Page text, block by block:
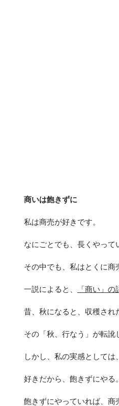
商いは飽きずに
私は商売が好きです。
なにごとでも、長くやって
その中でも、私はとくに
一説によると、 「商い」
昔、秋になると、収穫され
その「秋、行なう」が転
しかし、私の実感としては
好きだから、飽きずにやる。
飽きずにやっていれば、